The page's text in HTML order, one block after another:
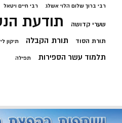
רבי ברוך שלום הלוי אשלג רבי חיים ויטאל
שערי קדושה תודעת
תורת הסוד תורת הקבלה תיקון
תלמוד עשר הספירות תפילה